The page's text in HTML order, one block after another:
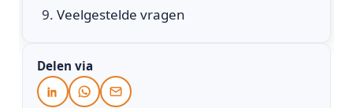
Veelgestelde vragen
Delen via